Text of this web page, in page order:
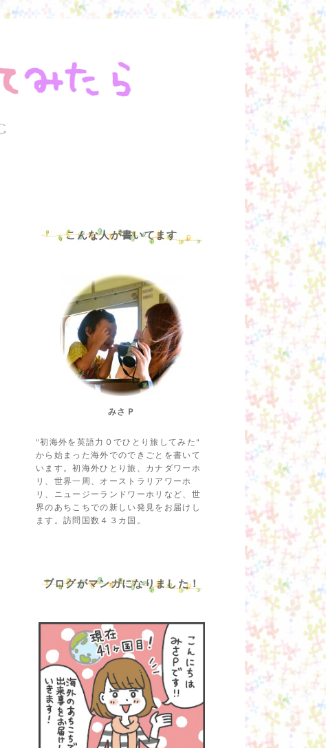
こんな人が書いてます
みさＰ
"初海外を英語力０でひとり旅してみた"
から始まった海外でのできごとを書いて
います。初海外ひとり旅、カナダワーホ
リ、世界一周、オーストラリアワーホ
リ、ニュージーランドワーホリなど、世
界のあちこちでの新しい発見をお届けし
ます。訪問国数４３カ国。
ブログがマンガになりました！